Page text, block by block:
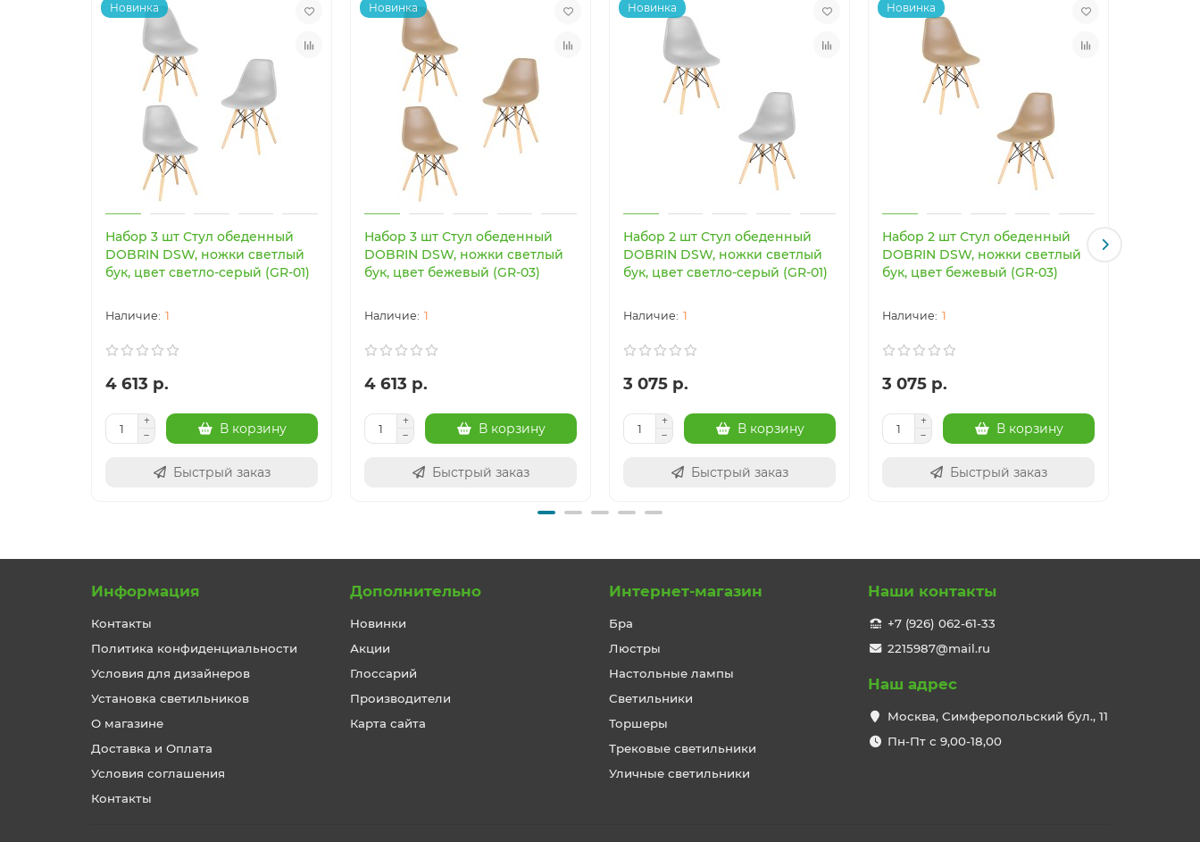
Новинка
Набор 3 шт Стул обеденный
DOBRIN DSW, ножки светлый
бук, цвет светло-серый (GR-01)
1
4 613 р.
В корзину
Быстрый заказ
Новинка
Набор 3 шт Стул обеденный
DOBRIN DSW, ножки светлый
бук, цвет бежевый (GR-03)
1
4 613 р.
В корзину
Быстрый заказ
Новинка
Набор 2 шт Стул обеденный
DOBRIN DSW, ножки светлый
бук, цвет светло-серый (GR-01)
1
3 075 р.
В корзину
Быстрый заказ
Новинка
Набор 2 шт Стул обеденный
DOBRIN DSW, ножки светлый
бук, цвет бежевый (GR-03)
1
3 075 р.
В корзину
Быстрый заказ
Информация
Контакты
Политика конфиденциальности
Условия для дизайнеров
Установка светильников
О магазине
Доставка и Оплата
Условия соглашения
Контакты
Дополнительно
Новинки
Акции
Глоссарий
Производители
Карта сайта
Интернет-магазин
Бра
Люстры
Настольные лампы
Светильники
Торшеры
Трековые светильники
Уличные светильники
Наши контакты
+7 (926) 062-61-33
2215987@mail.ru
Наш адрес
Москва, Симферопольский бул., 11
Пн-Пт с 9,00-18,00